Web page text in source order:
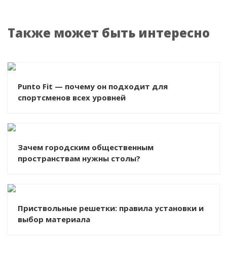
Также может быть интересно
Punto Fit — почему он подходит для
спортсменов всех уровней
Зачем городским общественным
пространствам нужны столы?
Приствольные решетки: правила установки и
выбор материала